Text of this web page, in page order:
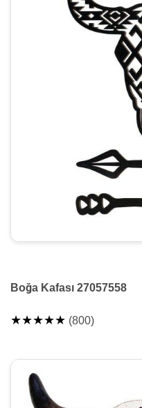
Boğa Kafası 27057558
★★★★★ (800)